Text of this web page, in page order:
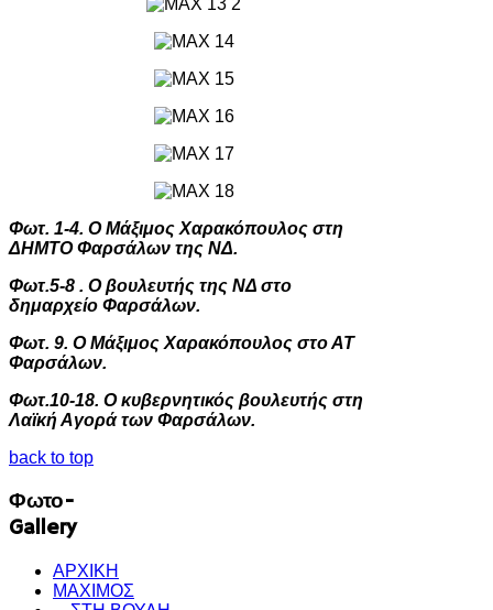
Φωτ. 1-4. Ο Μάξιμος Χαρακόπουλος στη
ΔΗΜΤΟ Φαρσάλων της ΝΔ.
Φωτ.5-8 . Ο βουλευτής της ΝΔ στο
δημαρχείο Φαρσάλων.
Φωτ. 9. Ο Μάξιμος Χαρακόπουλος στο ΑΤ
Φαρσάλων.
Φωτ.10-18. Ο κυβερνητικός βουλευτής στη
Λαϊκή Αγορά των Φαρσάλων.
back to top
Φωτο-
Gallery
ΑΡΧΙΚΗ
ΜΑΧΙΜΟΣ